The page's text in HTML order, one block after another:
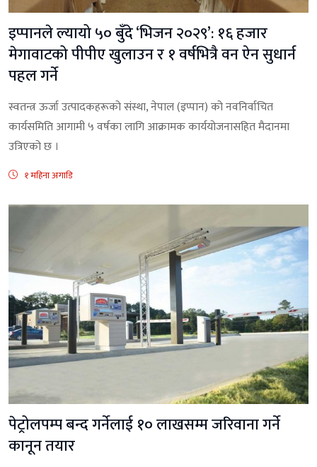
इप्पानले ल्यायो ५० बुँदे ‘भिजन २०२९’: १६ हजार
मेगावाटको पीपीए खुलाउन र १ वर्षभित्रै वन ऐन सुधार्न
पहल गर्ने
स्वतन्त्र ऊर्जा उत्पादकहरूको संस्था, नेपाल (इप्पान) को नवनिर्वाचित
कार्यसमिति आगामी ५ वर्षका लागि आक्रामक कार्ययोजनासहित मैदानमा
उत्रिएको छ ।
१ महिना अगाडि
पेट्रोलपम्प बन्द गर्नेलाई १० लाखसम्म जरिवाना गर्ने
कानून तयार